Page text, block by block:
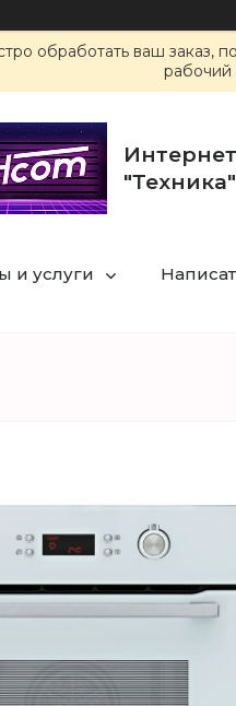
обработать ваш заказ,
рабочий
"Техника"
и услуги